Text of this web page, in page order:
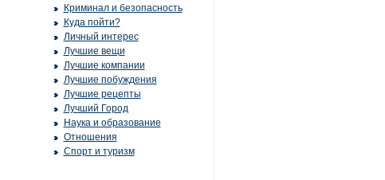
Криминал и безопасность
Куда пойти?
Личный интерес
Лучшие вещи
Лучшие компании
Лучшие побуждения
Лучшие рецепты
Лучший Город
Наука и образование
Отношения
Спорт и туризм